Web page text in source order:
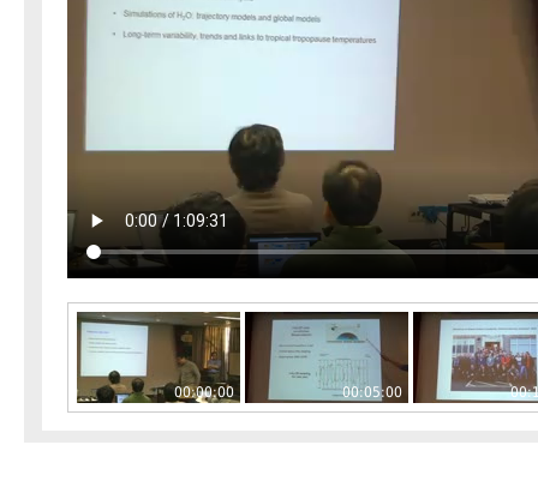
00:00:00 00:05:00